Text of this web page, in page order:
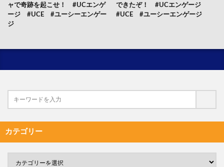
ャで奇跡を起こせ！ #UCエンゲ
ージ #UCE #ユーシーエンゲー
ジ
できたぞ！ #UCエンゲージ
#UCE #ユーシーエンゲージ
カテゴリー